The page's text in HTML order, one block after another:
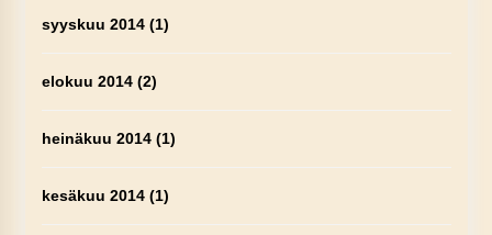
syyskuu 2014(1)
elokuu 2014(2)
heinäkuu 2014(1)
kesäkuu 2014(1)